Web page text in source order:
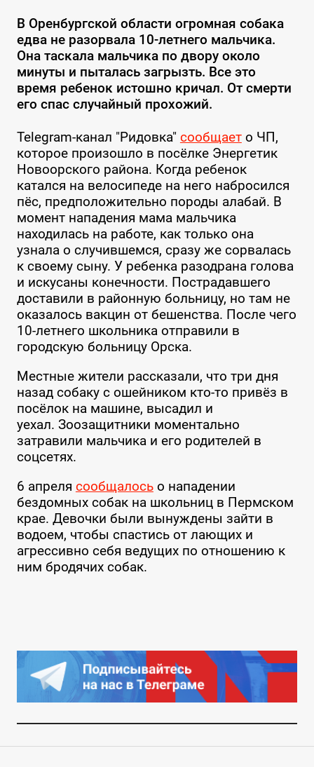
В Оренбургской области огромная собака
едва не разорвала 10-летнего мальчика.
Она таскала мальчика по двору около
минуты и пыталась загрызть. Все это
время ребенок истошно кричал. От смерти
его спас случайный прохожий.
Telegram-канал "Ридовка" сообщаето ЧП,
которое произошло в посёлке Энергетик
Новоорского района. Когда ребенок
катался на велосипеде на него набросился
пёс, предположительно породы алабай. В
момент нападения мама мальчика
находилась на работе, как только она
узнала о случившемся, сразу же сорвалась
к своему сыну. У ребенка разодрана голова
и искусаны конечности. Пострадавшего
доставили в районную больницу, но там не
оказалось вакцин от бешенства. После чего
10-летнего школьника отправили в
городскую больницу Орска.
Местные жители рассказали, что три дня
назад собаку с ошейником кто-то привёз в
посёлок на машине, высадил и
уехал. Зоозащитники моментально
затравили мальчика и его родителей в
соцсетях.
6 апреля сообщалосьо нападении
бездомных собак на школьниц в Пермском
крае. Девочки были вынуждены зайти в
водоем, чтобы спастись от лающих и
агрессивно себя ведущих по отношению к
ним бродячих собак.